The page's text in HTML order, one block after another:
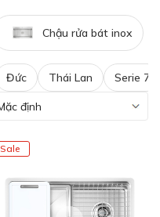
Chậu rửa bát inox
Đức Thái Lan Serie 7
Sale